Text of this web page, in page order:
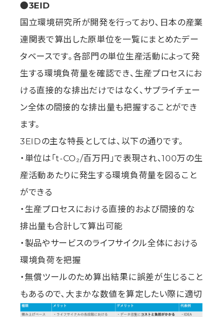
●3EID
国立環境研究所が開発を行っており、日本の産業
連関表で算出した原単位を一覧にまとめたデー
タベースです。各部門の単位生産活動によって発
生する環境負荷量を確認でき、生産プロセスにお
ける直接的な排出だけではなく、サプライチェー
ン全体の間接的な排出量も把握することができ
ます。
3EIDの主な特長としては、以下の通りです。
・単位は「t-CO₂/百万円」で表現され、100万の生
産活動あたりに発生する環境負荷量を図ること
ができる
・生産プロセスにおける直接的および間接的な
排出量も合計して算出可能
・製品やサービスのライフサイクル全体における
環境負荷を把握
・無償ツールのため算出結果に誤差が生じること
もあるので、大まかな数値を算定したい際に適切